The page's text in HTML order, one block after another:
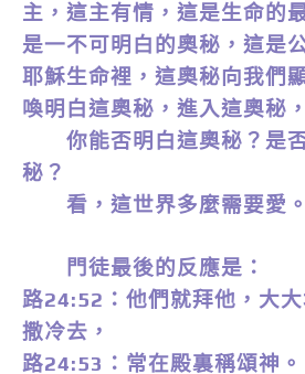
主，這主有情，這是生命的
是一不可明白的奧秘，這是
耶穌生命裡，這奧秘向我們
喚明白這奧秘，進入這奧秘
你能否明白這奧秘？是否
秘？
看，這世界多麼需要愛。
門徒最後的反應是：
路24:52：他們就拜他，大
撒冷去，
路24:53：常在殿裏稱頌神。